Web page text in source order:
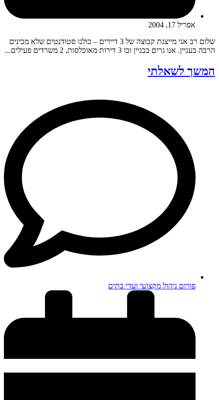
אפריל 17, 2004
שלום רב אני מייצגת קבוצה של 3 דיירים – כולנו סטודנטים שלא מבינים
הרבה בעניין. אנו גרים בבניין ובו 3 דירות מאוכלסות, 2 משרדים פעילים...
המשך לשאלתי
פורום ניהול מקצועי ועדי בתים